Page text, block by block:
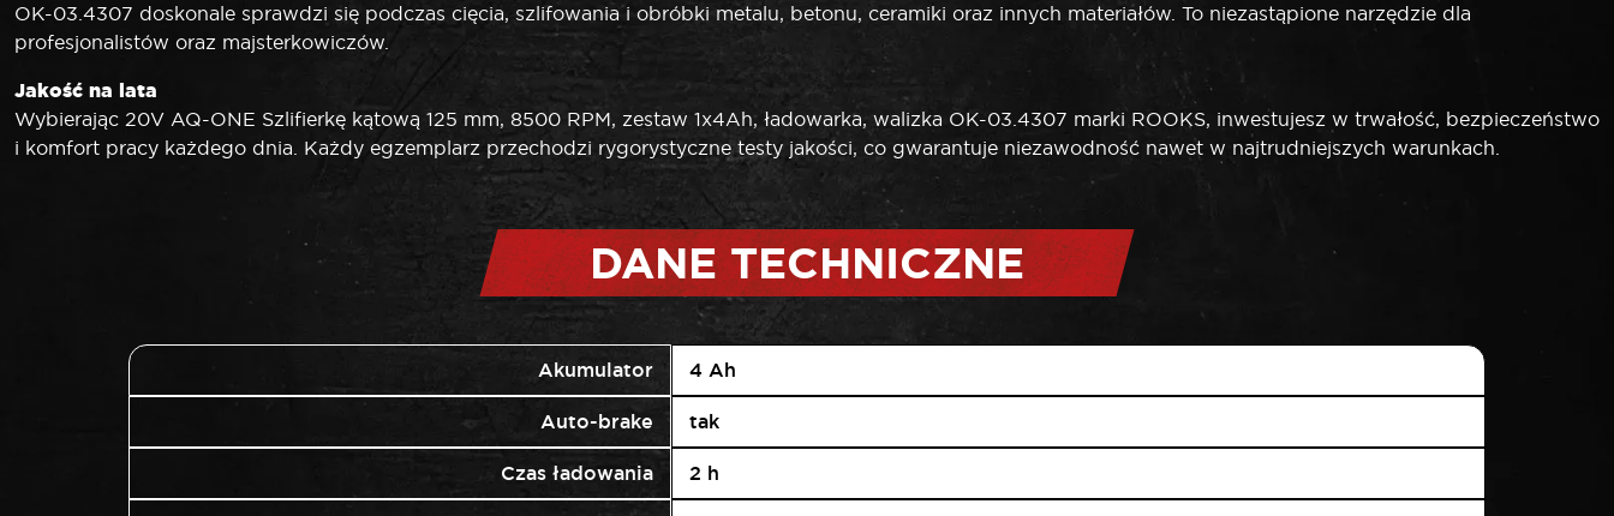
OK-03.4307 doskonale sprawdzi się podczas cięcia, szlifowania i obróbki metalu, betonu, ceramiki oraz innych materiałów. To niezastąpione narzędzie dla
profesjonalistów oraz majsterkowiczów.
Jakość na lata
Wybierając 20V AQ-ONE Szlifierkę kątową 125 mm, 8500 RPM, zestaw 1x4Ah, ładowarka, walizka OK-03.4307 marki ROOKS, inwestujesz w trwałość, bezpieczeństwo
i komfort pracy każdego dnia. Każdy egzemplarz przechodzi rygorystyczne testy jakości, co gwarantuje niezawodność nawet w najtrudniejszych warunkach.
DANE TECHNICZNE
Akumulator 4 Ah
Auto-brake tak
Czas ładowania 2 h